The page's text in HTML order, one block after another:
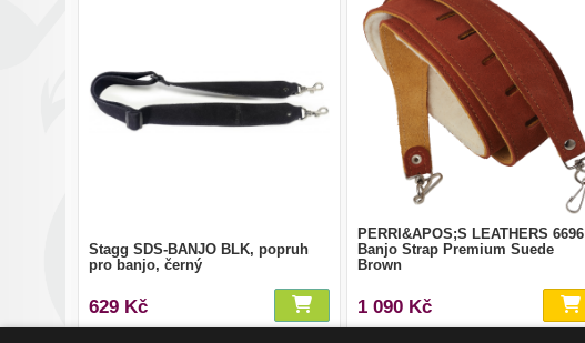
Stagg SDS-BANJO BLK, popruh
pro banjo, černý
629 Kč
PERRI&APOS;S LEATHERS 6696
Banjo Strap Premium Suede
Brown
1 090 Kč